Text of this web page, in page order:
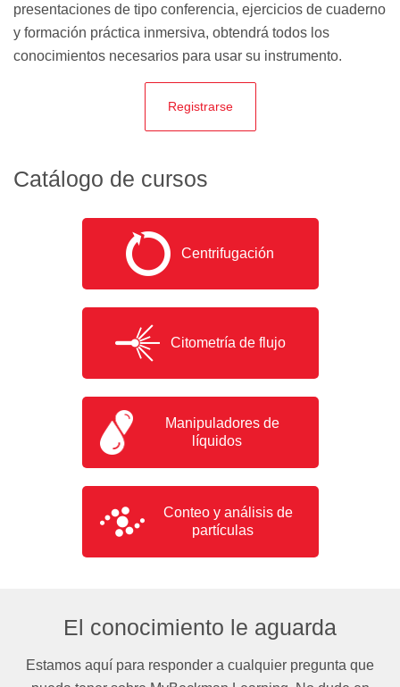
presentaciones de tipo conferencia, ejercicios de cuaderno
y formación práctica inmersiva, obtendrá todos los
conocimientos necesarios para usar su instrumento.
Registrarse
Catálogo de cursos
Centrifugación
Citometría de flujo
Manipuladores de
líquidos
Conteo y análisis de
partículas
El conocimiento le aguarda
Estamos aquí para responder a cualquier pregunta que